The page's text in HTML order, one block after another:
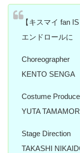
【キスマイ fan IS
エンドロールに
Choreographer
KENTO SENGA
Costume Produce
YUTA
Stage Direction
TAKASHI